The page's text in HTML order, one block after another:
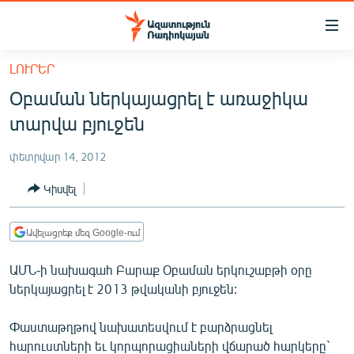
Մատչելիության
հիմնական
բովանդակությանը
հիմնական
մենյուին
ՀԱՅԱՍՏԱՆ
ՔԱՂԱՔԱԿԱՆ
ԸՆՏՐՈՒԹՅՈՒՆՆԵՐ 2026
ԻՐԱՎՈՒՆՔ
ՀԱՍԱՐԱԿՈՒԹՅՈՒՆ
ՂԱՐԱԲԱՂ
ՏԱՐԱԾԱՇՐՋԱՆ
ԼՈՒՐԵՐ
Օբաման ներկայացրել է առաջիկա
տարվա բյուջեն
փետրվար 14, 2012
Կիսվել
Ավելացրեք մեզ Google-ում
ԱՄՆ-ի նախագահ Բարաք Օբաման երկուշաբթի օրը
ներկայացրել է 2013 թվականի բյուջեն:
Փաստաթղթով նախատեսվում է բարձրացնել
հարուստների եւ կորպորացիաների վճարած հարկերը`